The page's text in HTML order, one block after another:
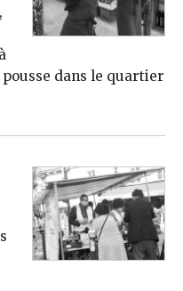
dans le quartier